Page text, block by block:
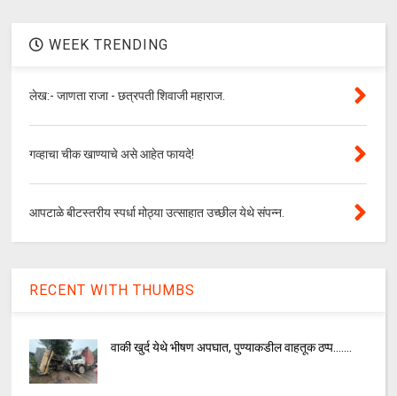
WEEK TRENDING
लेख:- जाणता राजा - छत्रपती शिवाजी महाराज.
गव्हाचा चीक खाण्याचे असे आहेत फायदे!
आपटाळे बीटस्तरीय स्पर्धा मोठ्या उत्साहात उच्छील येथे संपन्न.
RECENT WITH THUMBS
वाकी खुर्द येथे भीषण अपघात, पुण्याकडील वाहतूक ठप्प.......